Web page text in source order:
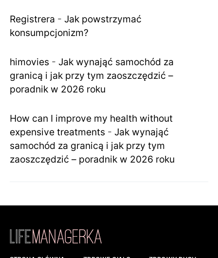
Registrera - Jak powstrzymać
konsumpcjonizm?
himovies - Jak wynająć samochód za
granicą i jak przy tym zaoszczędzić –
poradnik w 2026 roku
How can I improve my health without
expensive treatments - Jak wynająć
samochód za granicą i jak przy tym
zaoszczędzić – poradnik w 2026 roku